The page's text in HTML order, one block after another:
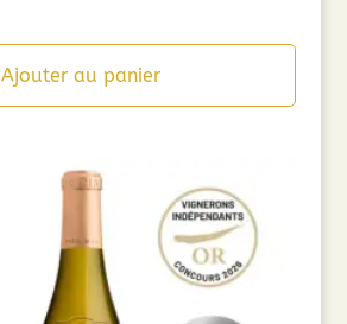
Ajouter au panier